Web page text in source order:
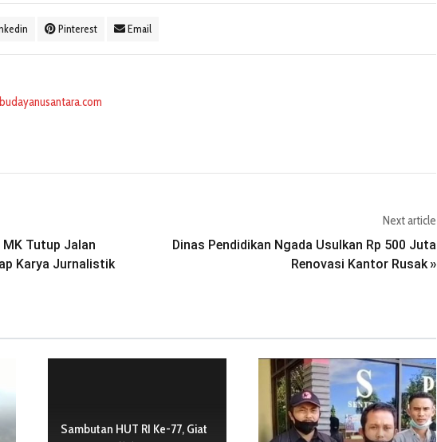
Pinterest Email
Tutup Jalan
Karya Jurnalistik
Next article
Dinas Pendidikan Ngada Usulkan Rp 500 Juta
Renovasi Kantor Rusak»
Sambutan HUT RI Ke-77, Giat